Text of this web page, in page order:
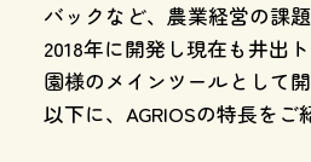
バックなど、農業経営の課
2018年に開発し現在も井出
園様のメインツールとして
以下に、AGRIOSの特長をご